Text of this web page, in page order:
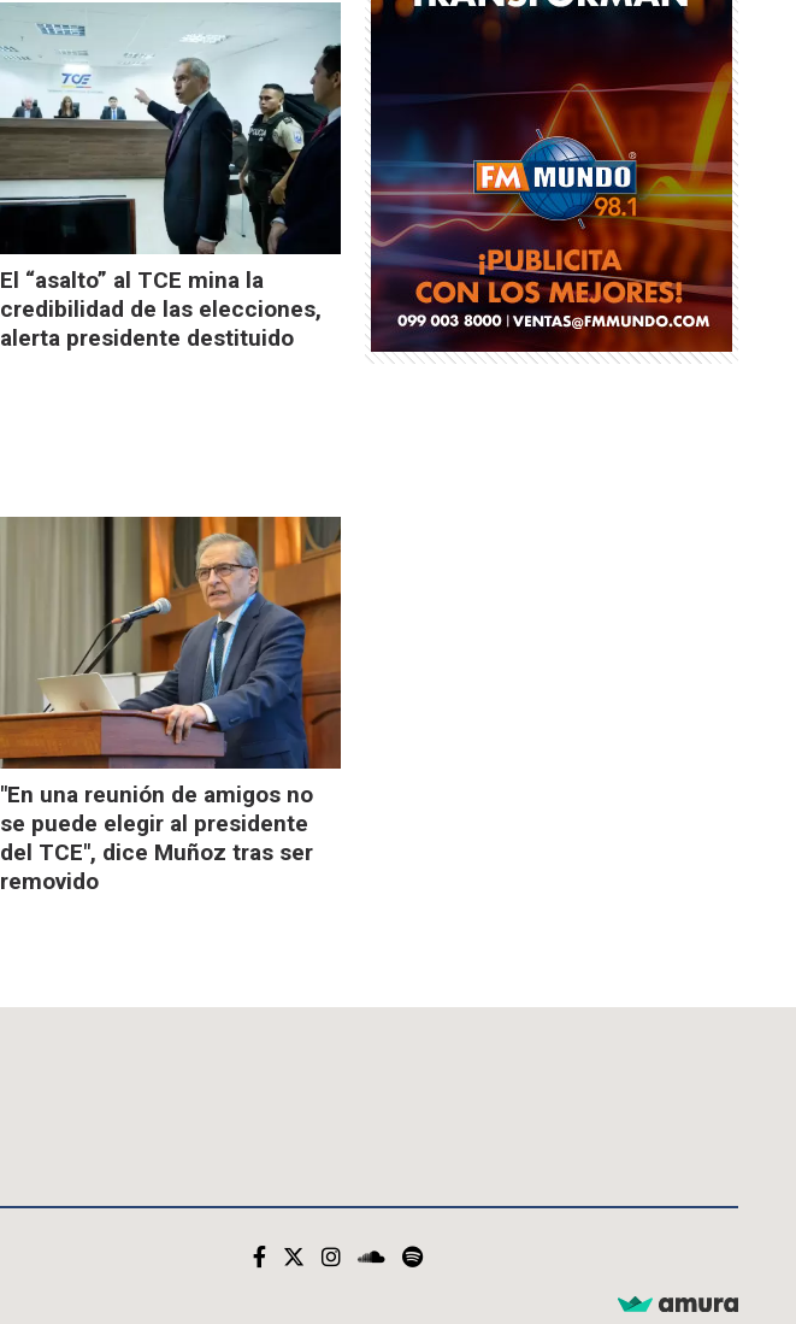
El “asalto” al TCE mina la
credibilidad de las elecciones,
alerta presidente destituido
"En una reunión de amigos no
se puede elegir al presidente
del TCE", dice Muñoz tras ser
removido